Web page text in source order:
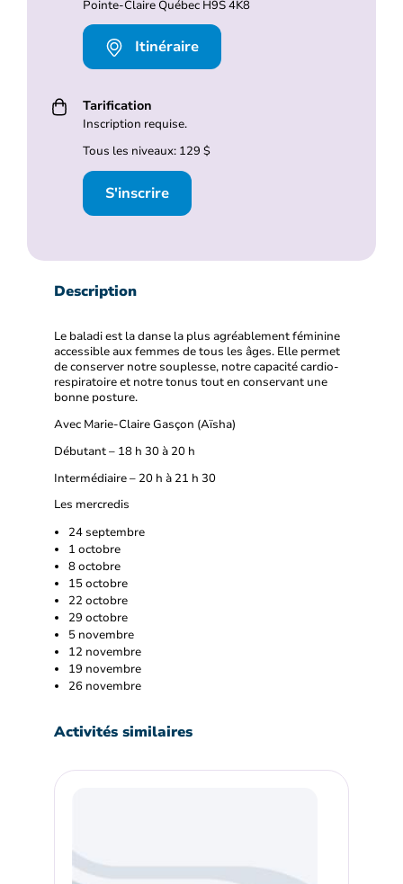
Pointe-Claire Québec H9S 4K8
Itinéraire
Tarification
Inscription requise.
Tous les niveaux: 129 $
S'inscrire
Description
Le baladi est la danse la plus agréablement féminine
accessible aux femmes de tous les âges. Elle permet
de conserver notre souplesse, notre capacité cardio-
respiratoire et notre tonus tout en conservant une
bonne posture.
Avec Marie-Claire Gasçon (Aïsha)
Débutant – 18 h 30 à 20 h
Intermédiaire – 20 h à 21 h 30
Les mercredis
24 septembre
1 octobre
8 octobre
15 octobre
22 octobre
29 octobre
5 novembre
12 novembre
19 novembre
26 novembre
Activités similaires